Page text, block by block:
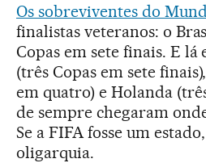
Os sobreviventes do
finalistas veteranos: o
Copas em sete finais. E lá
(três Copas em sete
em quatro) e Holanda
de sempre chegaram
Se a FIFA fosse um
oligarquia.